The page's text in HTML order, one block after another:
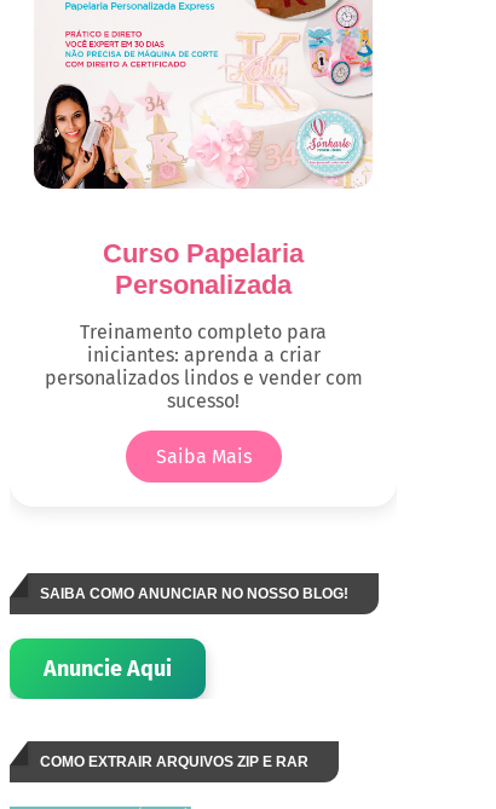
Curso Papelaria
Personalizada
Treinamento completo para
iniciantes: aprenda a criar
personalizados lindos e vender com
sucesso!
Saiba Mais
SAIBA COMO ANUNCIAR NO NOSSO BLOG!
Anuncie Aqui
COMO EXTRAIR ARQUIVOS ZIP E RAR